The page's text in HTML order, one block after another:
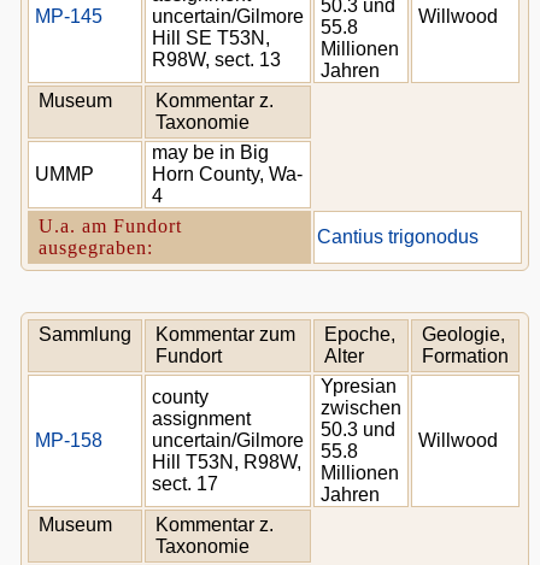
MP-145
uncertain/Gilmore
Hill SE T53N,
R98W, sect. 13
50.3 und
55.8
Millionen
Jahren
Willwood
Museum
Kommentar z.
Taxonomie
UMMP
may be in Big
Horn County, Wa-
4
U.a. am Fundort
ausgegraben:
Cantius trigonodus
Sammlung
Kommentar zum
Fundort
Epoche,
Alter
Geologie,
Formation
MP-158
county
assignment
uncertain/Gilmore
Hill T53N, R98W,
sect. 17
Ypresian
zwischen
50.3 und
55.8
Millionen
Jahren
Willwood
Museum
Kommentar z.
Taxonomie